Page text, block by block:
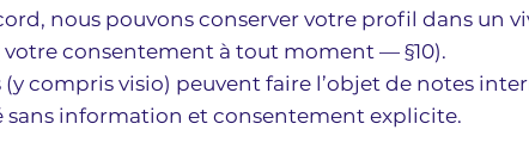
nous pouvons conserver votre profil dans un
consentement à tout moment — §10).
(y compris visio) peuvent faire l’objet de notes
sans information et consentement explicite.